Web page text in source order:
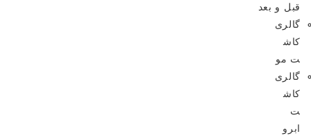
قبل و بعد
گالری
کاش
ت مو
گالری
کاش
ت
ابرو